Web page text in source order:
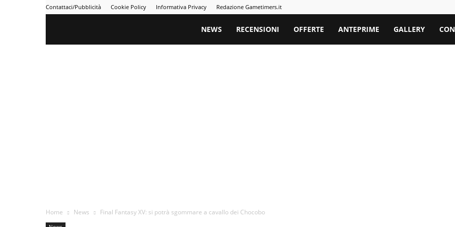
Contattaci/Pubblicità Cookie Policy Informativa Privacy Redazione Gametimers.it
Gametimers
NEWS RECENSIONI OFFERTE ANTEPRIME GALLERY
Home News Final Fantasy XV: si potrà sgommare a cavallo dei Chocobo